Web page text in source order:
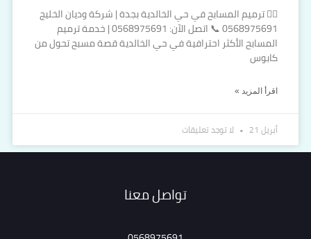
🏊‍♂️ ترميم المسابح في حي الخالدية بجدة | شركة وديان الخليج
0568975691 📞 اتصل الآن: 0568975691 | خدمة ترميم
المسابح الأكثر احترافية في حي الخالدية قصة مسبح تحول من
كابوس
اقرأ المزيد »
أبريل 21 لا توجد تعليقات
تواصل معنا